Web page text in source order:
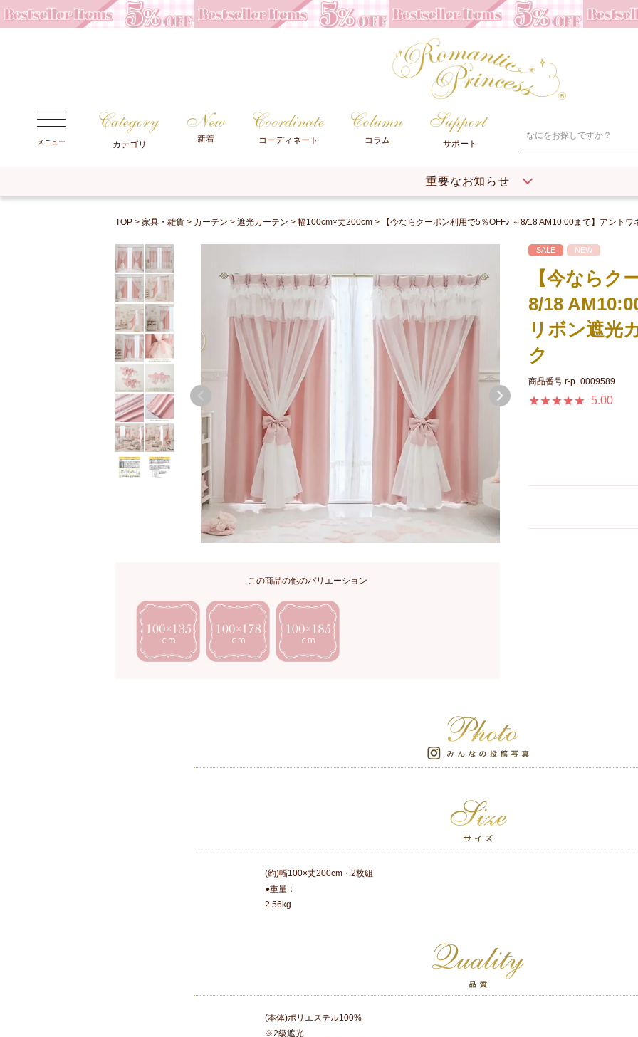
メニュー カテゴリ
新着 コーディネート コラム サポート
重要なお知らせ
TOP 家具・雑貨 カーテン 遮光カーテン 幅100cm×丈200cm 【今ならクーポン利用で5％OFF♪ ～8/18 AM10:00まで】アント
この商品の他のバリエーション
SALE NEW
【今ならク
8/18
リボン遮光
ク
商品番号 r-p_0009589
5.00
(約)幅100×丈200cm・2枚組
●重量：
2.56kg
(本体)ポリエステル100%
※2級遮光